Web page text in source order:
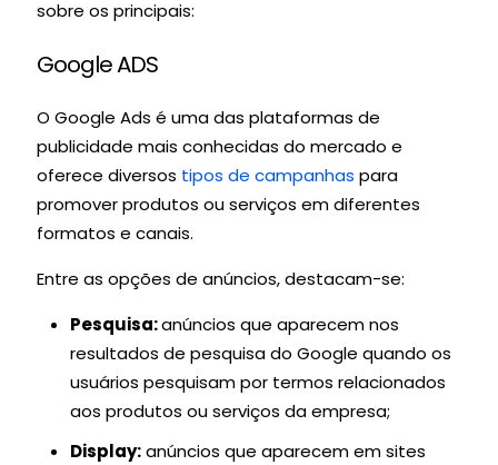
sobre os principais:
Google ADS
O Google Ads é uma das plataformas de
publicidade mais conhecidas do mercado e
oferece diversos tipos de campanhas para
promover produtos ou serviços em diferentes
formatos e canais.
Entre as opções de anúncios, destacam-se:
Pesquisa:anúncios que aparecem nos
resultados de pesquisa do Google quando os
usuários pesquisam por termos relacionados
aos produtos ou serviços da empresa;
Display:anúncios que aparecem em sites